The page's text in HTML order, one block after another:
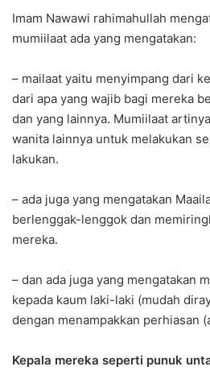
Imam Nawawi rahimahullah
mumiilaat ada yang mengatakan:
– mailaat yaitu menyimpang dari
dari apa yang wajib bagi mereka
dan yang lainnya. Mumiilaat
wanita lainnya untuk melakukan
lakukan.
– ada juga yang mengatakan
berlenggak-lenggok dan
mereka.
– dan ada juga yang mengatakan
kepada kaum laki-laki (mudah
dengan menampakkan perhiasan
Kepala mereka seperti punuk